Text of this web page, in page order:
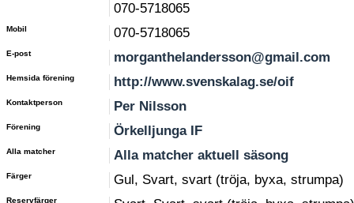
070-5718065
Mobil 070-5718065
E-post morganthelandersson@gmail.com
Hemsida förening http://www.svenskalag.se/oif
Kontaktperson Per Nilsson
Förening Örkelljunga IF
Alla matcher Alla matcher aktuell säsong
Färger Gul, Svart, svart (tröja, byxa, strumpa)
Reservfärger